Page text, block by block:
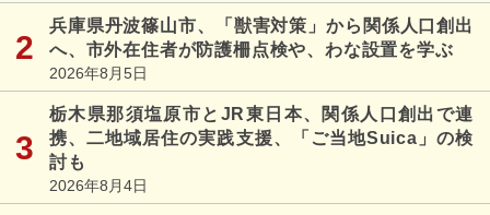
兵庫県丹波篠山市、「獣害対策」から関係人口創出
へ、市外在住者が防護柵点検や、わな設置を学ぶ
2026年8月5日
栃木県那須塩原市とJR東日本、関係人口創出で連
携、二地域居住の実践支援、「ご当地Suica」の検
討も
2026年8月4日